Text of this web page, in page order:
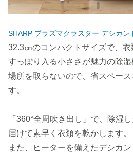
SHARP プラズマクラスター デシカン
32.3㎝のコンパクトサイズで、
すっぽり入る小ささが魅力の除湿
場所を取らないので、省スペー
す。
「360°全周吹き出し」で、除湿
届けて素早く衣類を乾かします。
また、ヒーターを備えたデシカ